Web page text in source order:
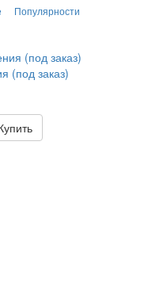
Популярности
(под заказ)